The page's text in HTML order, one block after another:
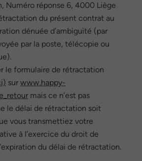
Numéro réponse 6, 4000 Liège
du présent contrat au
dénuée d’ambiguïté (par
par la poste, télécopie ou
le formulaire de rétractation
sur www.happy-
mais ce n’est pas
le délai de rétractation soit
vous transmettiez votre
à l’exercice du droit de
du délai de rétractation.